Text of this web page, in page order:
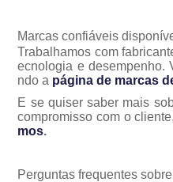
Marcas confiáveis
Trabalhamos com
ecnologia e desempenho.
ndo a página de marcas
E se quiser saber mais
compromisso com o
mos.
Perguntas frequentes